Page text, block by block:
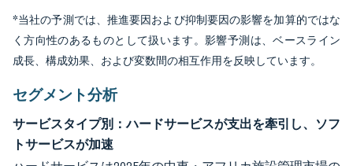
*当社の予測では、推進要因および抑制要因の影響を加算的ではな
く方向性のあるものとして扱います。影響予測は、ベースライン
成長、構成効果、および変数間の相互作用を反映しています。
セグメント分析
サービスタイプ別：ハードサービスが支出を牽引し、ソフ
トサービスが加速